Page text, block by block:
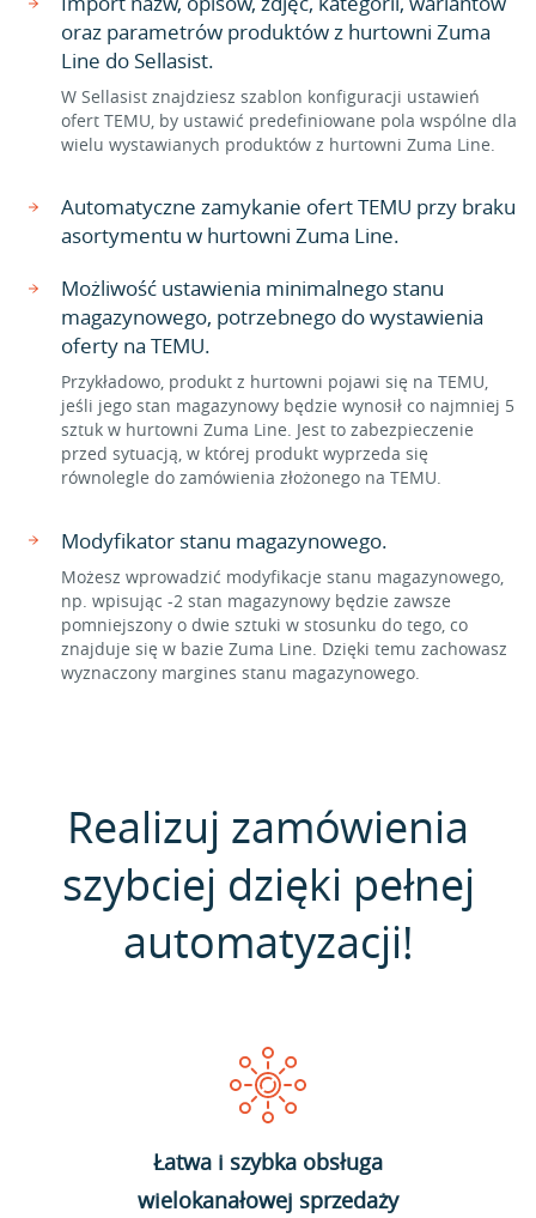
oraz parametrów produktów z hurtowni Zuma
Line do Sellasist.
W Sellasist znajdziesz szablon konfiguracji ustawień
ofert TEMU, by ustawić predefiniowane pola wspólne dla
wielu wystawianych produktów z hurtowni Zuma Line.
Automatyczne zamykanie ofert TEMU przy braku
asortymentu w hurtowni Zuma Line.
Możliwość ustawienia minimalnego stanu
magazynowego, potrzebnego do wystawienia
oferty na TEMU.
Przykładowo, produkt z hurtowni pojawi się na TEMU,
jeśli jego stan magazynowy będzie wynosił co najmniej 5
sztuk w hurtowni Zuma Line. Jest to zabezpieczenie
przed sytuacją, w której produkt wyprzeda się
równolegle do zamówienia złożonego na TEMU.
Modyfikator stanu magazynowego.
Możesz wprowadzić modyfikacje stanu magazynowego,
np. wpisując -2 stan magazynowy będzie zawsze
pomniejszony o dwie sztuki w stosunku do tego, co
znajduje się w bazie Zuma Line. Dzięki temu zachowasz
wyznaczony margines stanu magazynowego.
Realizuj zamówienia
szybciej dzięki pełnej
automatyzacji!
Łatwa i szybka obsługa
wielokanałowej sprzedaży